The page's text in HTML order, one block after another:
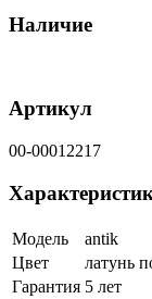
Наличие
Артикул
00-00012217
Модель
antik
Цвет
латунь
Гарантия 5 лет